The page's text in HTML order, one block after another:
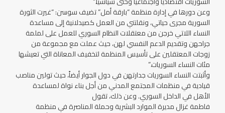
وعن دورها في إدارة منظمة “بارقة أمل” تضيف سوسن: “غيرت الثورة
السورية مجرى حياتي، ونقلتني من العمل كصيدلانية إلى مساعدة
النساء اللاتي خرجن من معتقلات النظام السوري للعمل على لملمة
جراحهن وتقديم الدعم النفسي لهن، حيث عملت مع مجموعة من
زوجات المعتقلين على تأسيس المنظمة لتخفيف المعاناة التي تعيشها
مئات النساء السوريات.”
وأثبتت النساء السوريات جدارتهن في دول الجوار أيضاً، حيث تولين مناصب
قيادية في منظمات المجتمع المدني من أجل بناء نواة لمساعدة
الأهل في الداخل السوري. وعن ذلك، تقول
فاطمة غزال مديرة الموارد البشرية وحملة المناصرة في منظمة